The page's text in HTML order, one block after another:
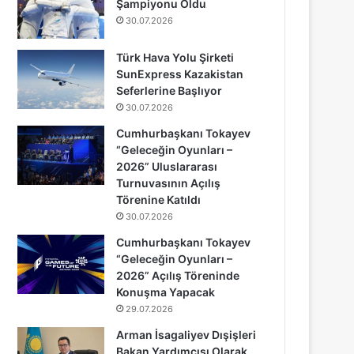
Şampiyonu Oldu
30.07.2026
Türk Hava Yolu Şirketi
SunExpress Kazakistan
Seferlerine Başlıyor
30.07.2026
Cumhurbaşkanı Tokayev
“Geleceğin Oyunları –
2026” Uluslararası
Turnuvasının Açılış
Törenine Katıldı
30.07.2026
Cumhurbaşkanı Tokayev
“Geleceğin Oyunları –
2026” Açılış Töreninde
Konuşma Yapacak
29.07.2026
Arman İsagaliyev Dışişleri
Bakan Yardımcısı Olarak